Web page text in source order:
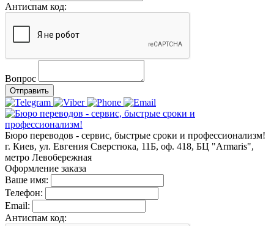
Антиспам код:
Вопрос
Отправить
Бюро переводов - сервис, быстрые сроки и профессионализм!
г. Киев, ул. Евгения Сверстюка, 11Б, оф. 418, БЦ "Armaris",
метро Левобережная
Оформление заказа
Ваше имя:
Телефон:
Email:
Антиспам код: